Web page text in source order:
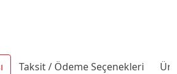
Taksit / Ödeme Seçenekleri